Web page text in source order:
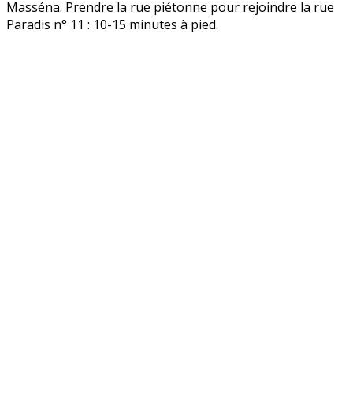
Masséna. Prendre la rue piétonne pour rejoindre la rue
Paradis n° 11 : 10-15 minutes à pied.